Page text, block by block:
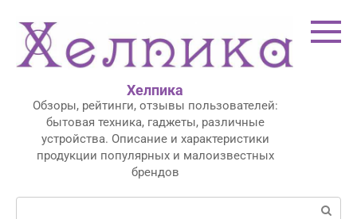
контенту
Хелпика
Обзоры, рейтинги, отзывы пользователей:
бытовая техника, гаджеты, различные
устройства. Описание и характеристики
продукции популярных и малоизвестных
брендов
Поиск: